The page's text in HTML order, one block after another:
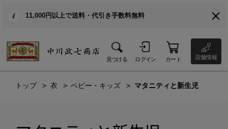
11,000円以上で送料・代引き手数料無料
見つける ログイン カート 店舗情報
トップ 衣 ベビー・キッズ マタニティと新生児